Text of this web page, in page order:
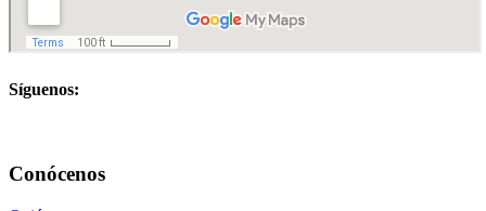
Síguenos:
Conócenos